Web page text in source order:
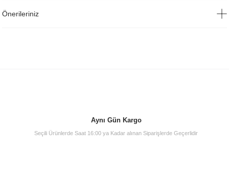
Önerileriniz
Aynı Gün Kargo
Seçili Ürünlerde Saat 16:00 ya Kadar alınan Siparişlerde Geçerlidir